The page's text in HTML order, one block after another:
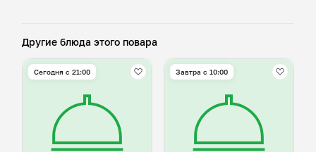
Другие блюда этого повара
Сегодня с 21:00 Завтра c 10:00